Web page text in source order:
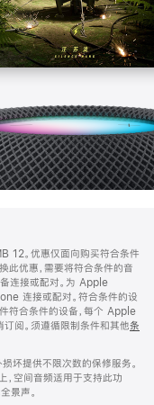
12。优惠仅面向购买符合条件
优惠，需要将符合条件的音
连接或配对。为 Apple
连接或配对。符合条件的设
符合条件的设备，每个 Apple
订阅。须遵循限制条件和其他条
提供不限次数的保修服务。
空间音频适用于支持此功
景声。